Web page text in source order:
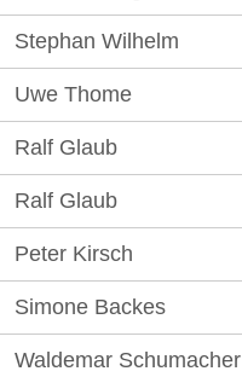
Stephan Wilhelm
Uwe Thome
Ralf Glaub
Ralf Glaub
Peter Kirsch
Simone Backes
Waldemar Schumacher